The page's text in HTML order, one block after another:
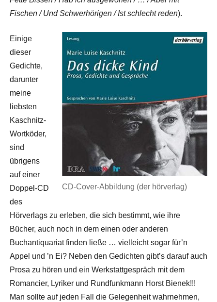
Fischen / Und Schwerhörigen / Ist schlecht reden).
CD-Cover-Abbildung (der hörverlag)
Einige
dieser
Gedichte,
darunter
meine
liebsten
Kaschnitz-
Wortköder,
sind
übrigens
auf einer
Doppel-CD
des
Hörverlags zu erleben, die sich bestimmt, wie ihre
Bücher, auch noch in dem einen oder anderen
Buchantiquariat finden ließe … vielleicht sogar für’n
Appel und ’n Ei? Neben den Gedichten gibt’s darauf auch
Prosa zu hören und ein Werkstattgespräch mit dem
Romancier, Lyriker und Rundfunkmann Horst Bienek!!!
Man sollte auf jeden Fall die Gelegenheit wahrnehmen,